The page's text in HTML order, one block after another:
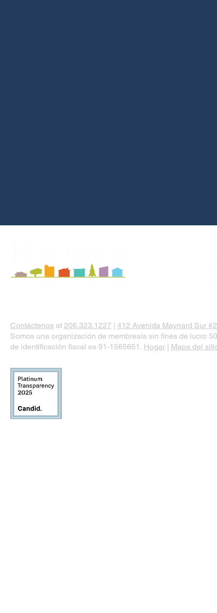
Contáctenos at 206.323.1227 | 412 Avenida Maynard Sur
Somos una organización de membresía sin fines de lucro
de identificación fiscal es 91-1565651. Hogar | Mapa del